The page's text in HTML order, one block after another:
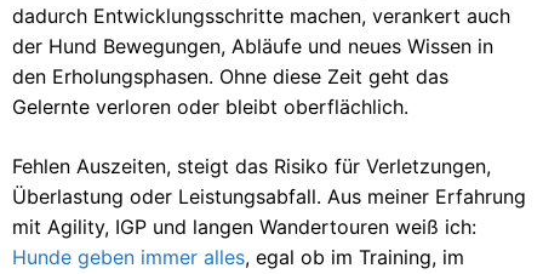
dadurch Entwicklungsschritte machen, verankert auch
der Hund Bewegungen, Abläufe und neues Wissen in
den Erholungsphasen. Ohne diese Zeit geht das
Gelernte verloren oder bleibt oberflächlich.
Fehlen Auszeiten, steigt das Risiko für Verletzungen,
Überlastung oder Leistungsabfall. Aus meiner Erfahrung
mit Agility, IGP und langen Wandertouren weiß ich:
Hunde geben immer alles, egal ob im Training, im